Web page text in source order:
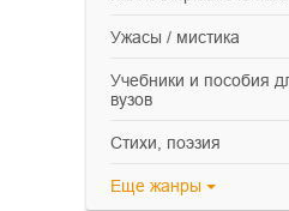
ужасы / мистика
учебники и пособия для
вузов
cтихи, поэзия
Еще жанры